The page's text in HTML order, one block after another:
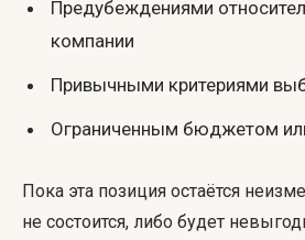
Предубеждениями
компании
Привычными критериями
Ограниченным бюджетом
Пока эта позиция остаётся
не состоится, либо будет